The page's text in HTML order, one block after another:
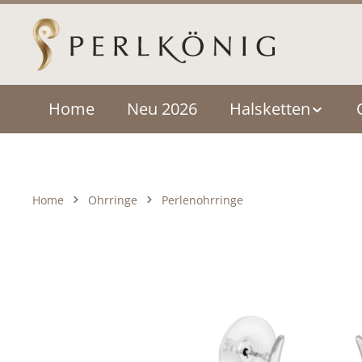
Hauptinhalt springen
Zur Hauptnavigation springen
Home Neu 2026 Halsketten
Home Ohrringe Perlenohrringe